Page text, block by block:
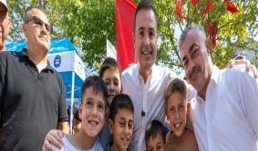
Akın: Benim derdim memlekete
hizmet hemşerim!